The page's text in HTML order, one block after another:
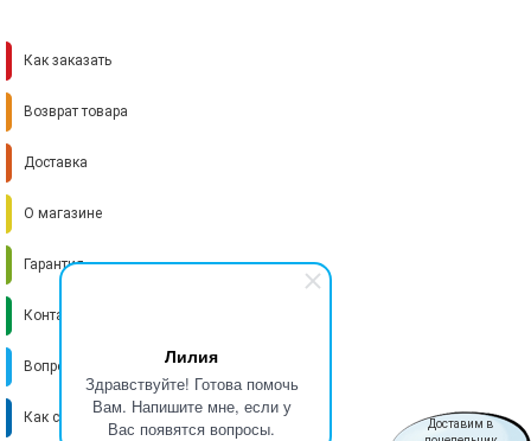
Лилия
Здравствуйте! Готова помочь
Вам. Напишите мне, если у
Вас появятся вопросы.
Доставим в
Как заказать
Возврат товара
Доставка
О магазине
Гарантия
Контакты
Вопрос-ответ
Как стать поставщиком